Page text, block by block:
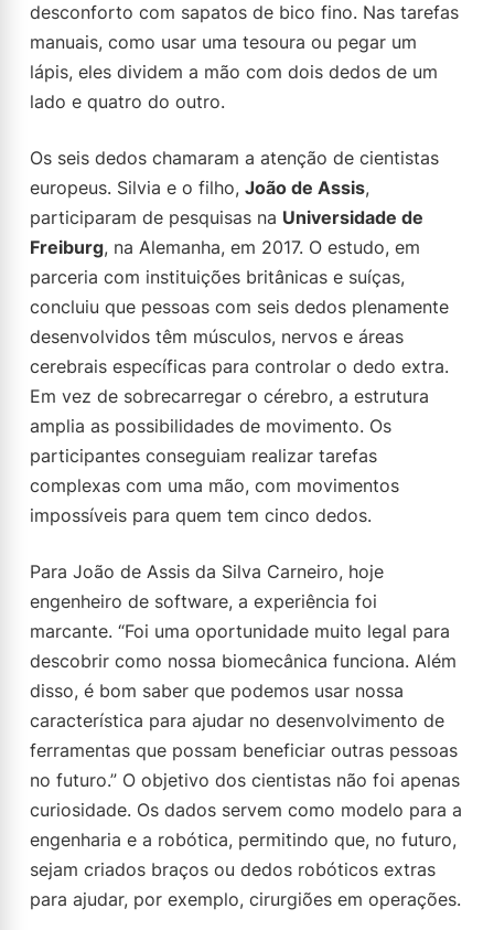
desconforto com sapatos de bico fino. Nas tarefas
manuais, como usar uma tesoura ou pegar um
lápis, eles dividem a mão com dois dedos de um
lado e quatro do outro.
Os seis dedos chamaram a atenção de cientistas
europeus. Silvia e o filho, João de Assis,
participaram de pesquisas na Universidade de
Freiburg, na Alemanha, em 2017. O estudo, em
parceria com instituições britânicas e suíças,
concluiu que pessoas com seis dedos plenamente
desenvolvidos têm músculos, nervos e áreas
cerebrais específicas para controlar o dedo extra.
Em vez de sobrecarregar o cérebro, a estrutura
amplia as possibilidades de movimento. Os
participantes conseguiam realizar tarefas
complexas com uma mão, com movimentos
impossíveis para quem tem cinco dedos.
Para João de Assis da Silva Carneiro, hoje
engenheiro de software, a experiência foi
marcante. “Foi uma oportunidade muito legal para
descobrir como nossa biomecânica funciona. Além
disso, é bom saber que podemos usar nossa
característica para ajudar no desenvolvimento de
ferramentas que possam beneficiar outras pessoas
no futuro.” O objetivo dos cientistas não foi apenas
curiosidade. Os dados servem como modelo para a
engenharia e a robótica, permitindo que, no futuro,
sejam criados braços ou dedos robóticos extras
para ajudar, por exemplo, cirurgiões em operações.